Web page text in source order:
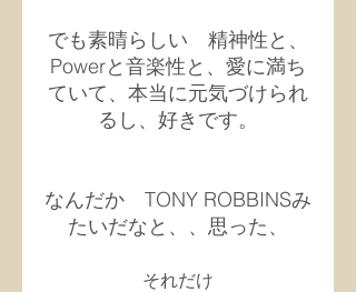
でも素晴らしい　精神性と、
Powerと音楽性と、愛に満ち
ていて、本当に元気づけられ
るし、好きです。
なんだか　TONY ROBBINSみ
たいだなと、、思った、
それだけ